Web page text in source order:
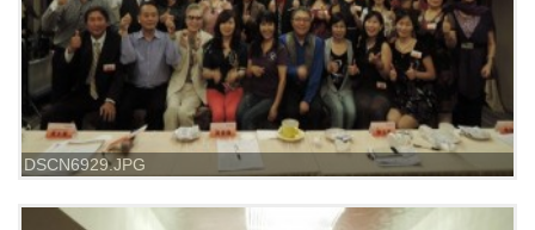
DSCN6929.JPG